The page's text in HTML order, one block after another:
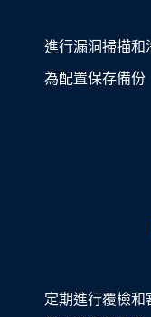
進行漏洞掃描和
為配置保存備份
定期進行覆檢